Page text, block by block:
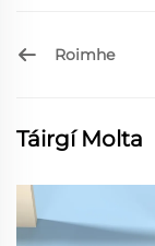
Roimhe
Táirgí Molta